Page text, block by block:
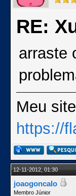
RE:
arraste
Meu
https://
12-11-2012, 01:30
joaogoncalo
Membro Júnior